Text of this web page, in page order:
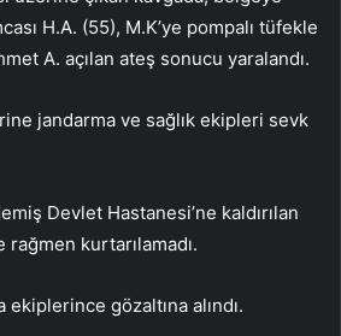
H.A. (55), M.K’ye pompalı tüfekle
A. açılan ateş sonucu yaralandı.
jandarma ve sağlık ekipleri sevk
Devlet Hastanesi’ne kaldırılan
kurtarılamadı.
ekiplerince gözaltına alındı.